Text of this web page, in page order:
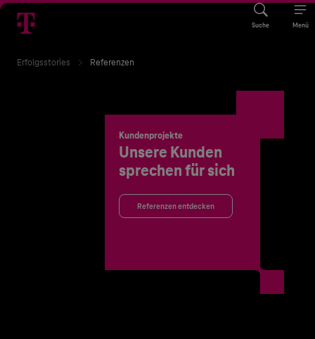
Suche Menü
Erfolgsstories Referenzen
Kundenprojekte
Unsere Kunden
sprechen für sich
Referenzen entdecken